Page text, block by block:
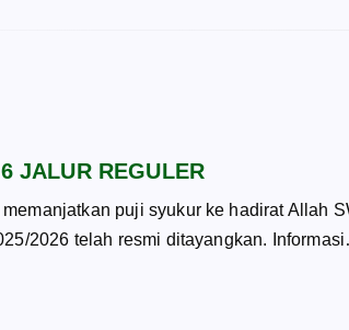
JALUR REGULER
puji syukur ke hadirat Allah
2026 telah resmi ditayangkan.